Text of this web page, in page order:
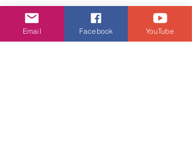
娛樂頭條
Email Facebook YouTube